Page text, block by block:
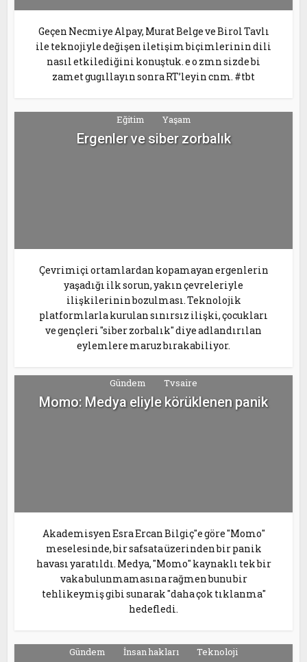
Geçen Necmiye Alpay, Murat Belge ve Birol Tavlı
ile teknojiyle değişen iletişim biçimlerinin dili
nasıl etkilediğini konuştuk. e o zmn sizde bi
zamet gugıllayın sonra RT’leyin cnm. #tbt
Eğitim Yaşam
Ergenler ve siber zorbalık
Çevrimiçi ortamlardan kopamayan ergenlerin
yaşadığı ilk sorun, yakın çevreleriyle
ilişkilerinin bozulması. Teknolojik
platformlarla kurulan sınırsız ilişki, çocukları
ve gençleri "siber zorbalık" diye adlandırılan
eylemlere maruz bırakabiliyor.
Gündem Tvsaire
Momo: Medya eliyle körüklenen panik
Akademisyen Esra Ercan Bilgiç"e göre "Momo"
meselesinde, bir safsata üzerinden bir panik
havası yaratıldı. Medya, "Momo" kaynaklı tek bir
vaka bulunmamasına rağmen bunu bir
tehlikeymiş gibi sunarak "daha çok tıklanma"
hedefledi.
Gündem İnsan hakları Teknoloji